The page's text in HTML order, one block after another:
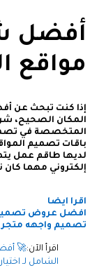
أفضل
مواقع
إذا كنت تبحث عن
المكان الصحيح،
المتخصصة في تصميم
باقات تصميم
لديها طاقم عمل
إلكتروني مهما
اقرا ايضا
افضل عروض تصميم
تصميم واجهه متجر
اقرأ الآن:🚀
الشامل لـ